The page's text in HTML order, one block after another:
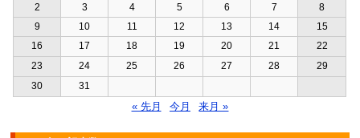
2
3 4 5 6 7
8
9
10 11 12 13 14
15
16
17 18 19 20 21
22
23
24 25 26 27 28
29
30
31
« 先月 今月 来月 »